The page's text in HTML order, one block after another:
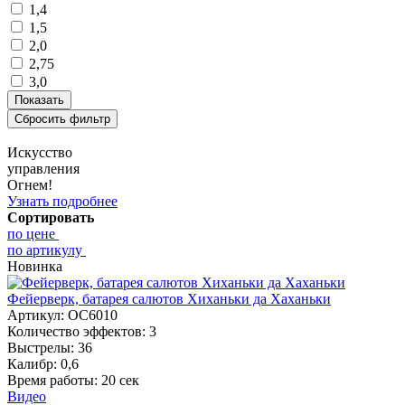
1,4
1,5
2,0
2,75
3,0
Искусство
управления
Огнем!
Узнать подробнее
Сортировать
по цене
по артикулу
Новинка
Фейерверк, батарея салютов Хиханьки да Хаханьки
Артикул: ОС6010
Количество эффектов: 3
Выстрелы: 36
Калибр: 0,6
Время работы: 20 сек
Видео